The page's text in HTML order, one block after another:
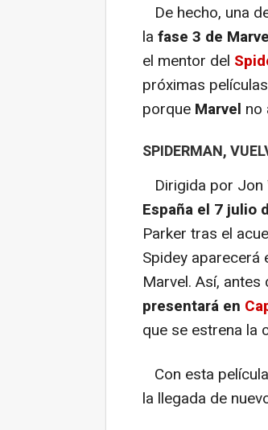
De hecho, una
la fase 3 de
el mentor del
próximas
porque Marvel no
SPIDERMAN,
Dirigida por Jon
España el 7 julio
Parker tras el
Spidey
Marvel. Así,
presentará en
que se estrena la
Con esta película
la llegada de